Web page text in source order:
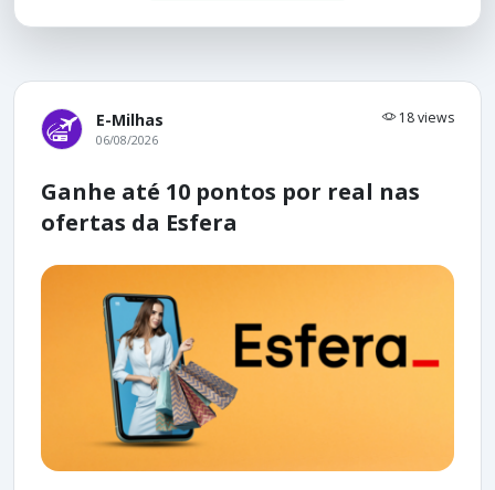
E-Milhas 18 views
06/08/2026
Ganhe até 10 pontos por real nas
ofertas da Esfera